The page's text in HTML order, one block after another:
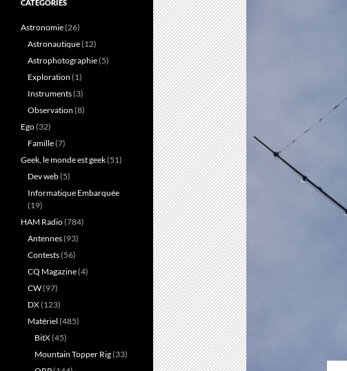
CATÉGORIES
Astronomie(26)
Astronautique(12)
Astrophotographie(5)
Exploration (1)
Instruments(3)
Observation (8)
Ego(32)
Famille(7)
Geek, le monde est geek(51)
Dev web(5)
Informatique Embarquée
(19)
HAM Radio(784)
Antennes(93)
Contests(56)
CQ Magazine(4)
CW(97)
DX(123)
Matériel (485)
BitX(45)
Mountain Topper Rig(33)